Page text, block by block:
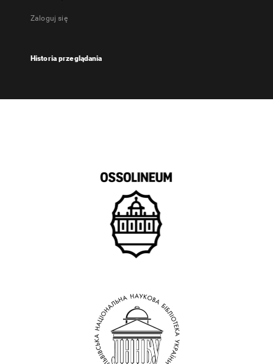
Zaloguj się
Historia przeglądania